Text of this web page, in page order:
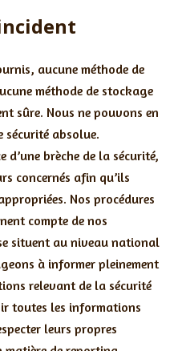
aucune méthode de
méthode de stockage
sûre. Nous ne pouvons en
sécurité absolue.
d’une brèche de la sécurité,
concernés afin qu’ils
Nos procédures
compte de nos
situent au niveau national
à informer pleinement
relevant de la sécurité
toutes les informations
leurs propres